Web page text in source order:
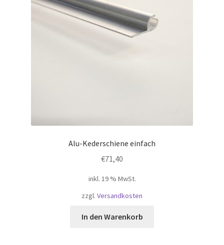
Alu-Kederschiene einfach
€71,40
inkl. 19 % MwSt.
zzgl. Versandkosten
In den Warenkorb